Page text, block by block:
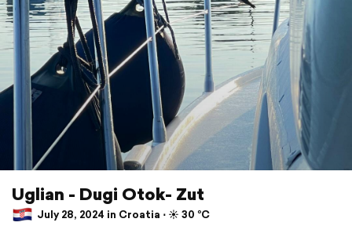
Uglian - Dugi Otok- Zut
July 28, 2024 in Croatia ⋅ ☀️ 30 °C